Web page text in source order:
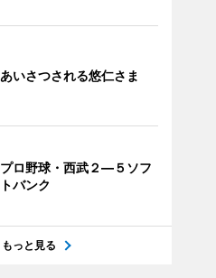
あいさつされる悠仁さま
プロ野球・西武２―５ソフ
トバンク
もっと見る